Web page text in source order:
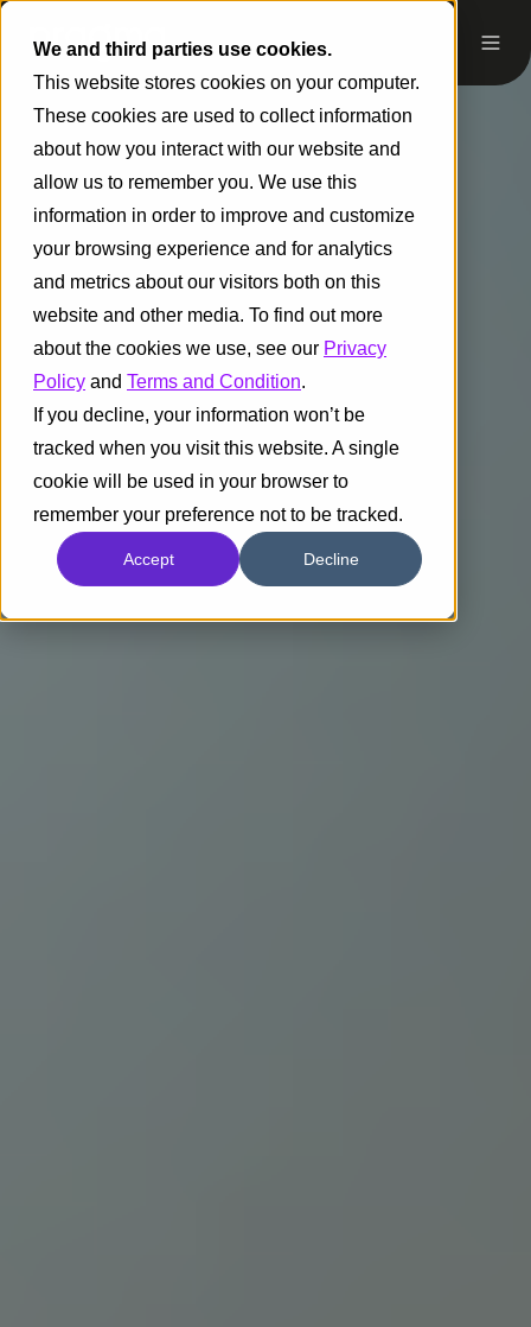
We and third parties use cookies.
This website stores cookies on your computer.
These cookies are used to collect information
about how you interact with our website and
allow us to remember you. We use this
information in order to improve and customize
your browsing experience and for analytics
and metrics about our visitors both on this
website and other media. To find out more
about the cookies we use, see our Privacy
Policy and Terms and Condition.
If you decline, your information won’t be
tracked when you visit this website. A single
cookie will be used in your browser to
remember your preference not to be tracked.
Accept Decline